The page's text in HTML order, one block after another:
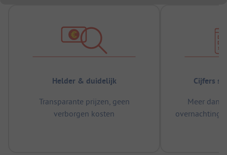
Helder & duidelijk
Transparante prijzen, geen
verborgen kosten
Cijfers
Meer dan